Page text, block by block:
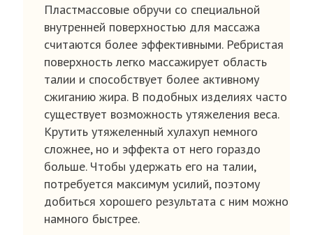
Пластмассовые обручи со специальной
внутренней поверхностью для массажа
считаются более эффективными. Ребристая
поверхность легко массажирует область
талии и способствует более активному
сжиганию жира. В подобных изделиях часто
существует возможность утяжеления веса.
Крутить утяжеленный хулахуп немного
сложнее, но и эффекта от него гораздо
больше. Чтобы удержать его на талии,
потребуется максимум усилий, поэтому
добиться хорошего результата с ним можно
намного быстрее.